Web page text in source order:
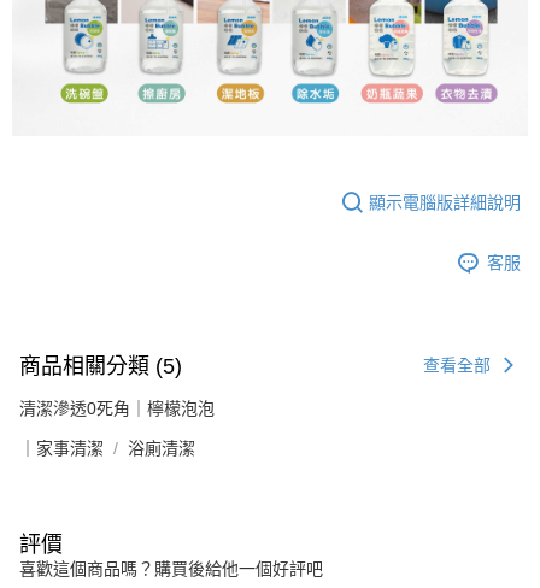
顯示電腦版詳細說明
客服
商品相關分類 (5) 查看全部
清潔滲透0死角｜檸檬泡泡
｜家事清潔 浴廁清潔
評價
喜歡這個商品嗎？購買後給他一個好評吧